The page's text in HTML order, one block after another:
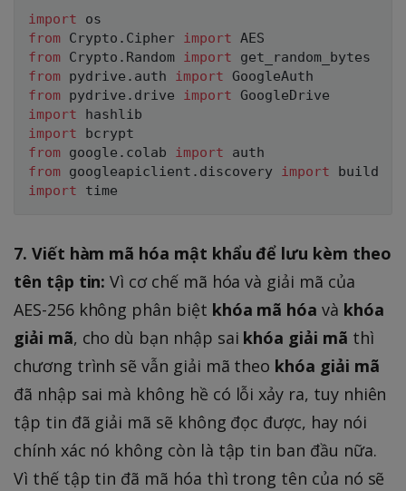
import
from Crypto . Cipher import
from Crypto . Random import
from pydrive . auth import
from pydrive . drive import
import
import
from google . colab import
from googleapiclient . discovery import
import
7. Viết hàm mã hóa mật khẩu để lưu kèm theo
tên tập tin: Vì cơ chế mã hóa và giải mã của
AES-256 không phân biệt khóa mã hóa và khóa
giải mã, cho dù bạn nhập sai khóa giải mã thì
chương trình sẽ vẫn giải mã theo khóa giải mã
đã nhập sai mà không hề có lỗi xảy ra, tuy nhiên
tập tin đã giải mã sẽ không đọc được, hay nói
chính xác nó không còn là tập tin ban đầu nữa.
Vì thế tập tin đã mã hóa thì trong tên của nó sẽ